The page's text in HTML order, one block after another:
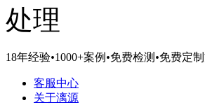
18年经验•1000+案例 •免费检测 •免费定
客服中心
关于漓源